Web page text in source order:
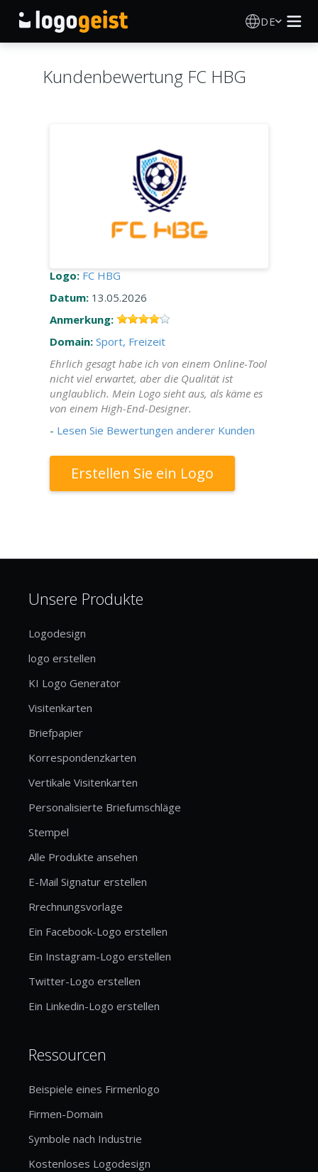
DE
Kundenbewertung FC HBG
Logo: FC HBG
Datum: 13.05.2026
Anmerkung:
Domain: Sport, Freizeit
Ehrlich gesagt habe ich von einem Online-Tool
nicht viel erwartet, aber die Qualität ist
unglaublich. Mein Logo sieht aus, als käme es
von einem High-End-Designer.
- Lesen Sie Bewertungen anderer Kunden
Erstellen Sie ein Logo
Unsere Produkte
Logodesign
logo erstellen
KI Logo Generator
Visitenkarten
Briefpapier
Korrespondenzkarten
Vertikale Visitenkarten
Personalisierte Briefumschläge
Stempel
Alle Produkte ansehen
E-Mail Signatur erstellen
Rrechnungsvorlage
Ein Facebook-Logo erstellen
Ein Instagram-Logo erstellen
Twitter-Logo erstellen
Ein Linkedin-Logo erstellen
Ressourcen
Beispiele eines Firmenlogo
Firmen-Domain
Symbole nach Industrie
Kostenloses Logodesign